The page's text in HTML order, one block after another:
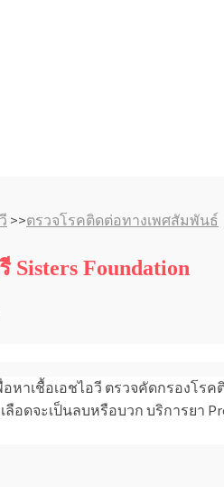
>>ตรวจโรคติดต่อทางเพศสัมพันธ์
Foundation
าเชื้อเอชไอวี ตรวจคัดกรองโร
จะเป็นลบหรือบวก บริการยา